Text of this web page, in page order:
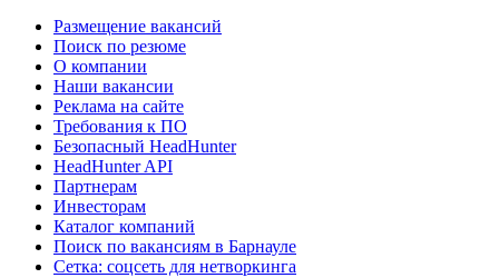
Размещение вакансий
Поиск по резюме
О компании
Наши вакансии
Реклама на сайте
Требования к ПО
Безопасный HeadHunter
HeadHunter API
Партнерам
Инвесторам
Каталог компаний
Поиск по вакансиям в Барнауле
Сетка: соцсеть для нетворкинга